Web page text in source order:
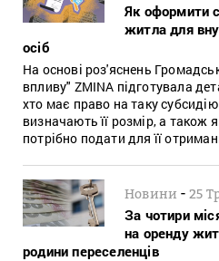
Як оформити
житла для
осіб
На основі роз'яснень
впливу" ZMINA підготувала
хто має право на таку
визначають її розмір, а також
потрібно подати для її
Новини -25
За чотири
на оренду
родини переселенців